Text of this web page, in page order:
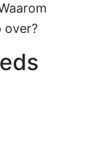
over?